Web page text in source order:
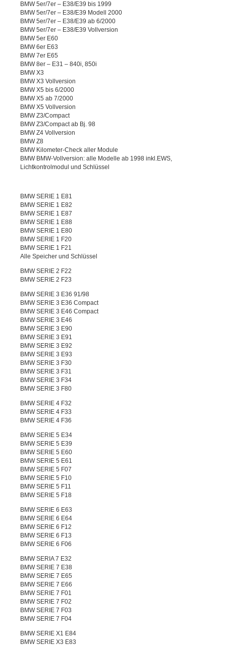
BMW 5er/7er – E38/E39 bis 1999
BMW 5er/7er – E38/E39 Modell 2000
BMW 5er/7er – E38/E39 ab 6/2000
BMW 5er/7er – E38/E39 Vollversion
BMW 5er E60
BMW 6er E63
BMW 7er E65
BMW 8er – E31 – 840i, 850i
BMW X3
BMW X3 Vollversion
BMW X5 bis 6/2000
BMW X5 ab 7/2000
BMW X5 Vollversion
BMW Z3/Compact
BMW Z3/Compact ab Bj. 98
BMW Z4 Vollversion
BMW Z8
BMW Kilometer-Check aller Module
BMW BMW-Vollversion: alle Modelle ab 1998 inkl.EWS,
Lichtkontrolmodul und Schlüssel
BMW SERIE 1 E81
BMW SERIE 1 E82
BMW SERIE 1 E87
BMW SERIE 1 E88
BMW SERIE 1 E80
BMW SERIE 1 F20
BMW SERIE 1 F21
Alle Speicher und Schlüssel
BMW SERIE 2 F22
BMW SERIE 2 F23
BMW SERIE 3 E36 91/98
BMW SERIE 3 E36 Compact
BMW SERIE 3 E46 Compact
BMW SERIE 3 E46
BMW SERIE 3 E90
BMW SERIE 3 E91
BMW SERIE 3 E92
BMW SERIE 3 E93
BMW SERIE 3 F30
BMW SERIE 3 F31
BMW SERIE 3 F34
BMW SERIE 3 F80
BMW SERIE 4 F32
BMW SERIE 4 F33
BMW SERIE 4 F36
BMW SERIE 5 E34
BMW SERIE 5 E39
BMW SERIE 5 E60
BMW SERIE 5 E61
BMW SERIE 5 F07
BMW SERIE 5 F10
BMW SERIE 5 F11
BMW SERIE 5 F18
BMW SERIE 6 E63
BMW SERIE 6 E64
BMW SERIE 6 F12
BMW SERIE 6 F13
BMW SERIE 6 F06
BMW SERIA 7 E32
BMW SERIE 7 E38
BMW SERIE 7 E65
BMW SERIE 7 E66
BMW SERIE 7 F01
BMW SERIE 7 F02
BMW SERIE 7 F03
BMW SERIE 7 F04
BMW SERIE X1 E84
BMW SERIE X3 E83